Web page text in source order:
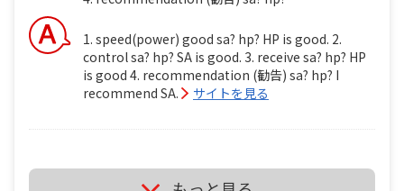
1. speed(power) good sa? hp? HP is good. 2.
control sa? hp? SA is good. 3. receive sa? hp? HP
is good 4. recommendation (勧告) sa? hp? I
recommend SA.
サイトを見る
ミズノ ブースターsa vs ミズノ ブースターhp i'm